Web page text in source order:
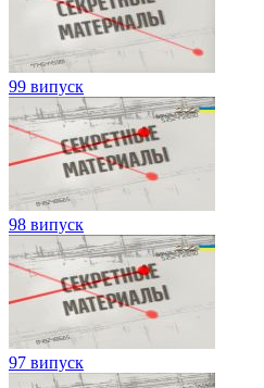
99 випуск
98 випуск
97 випуск